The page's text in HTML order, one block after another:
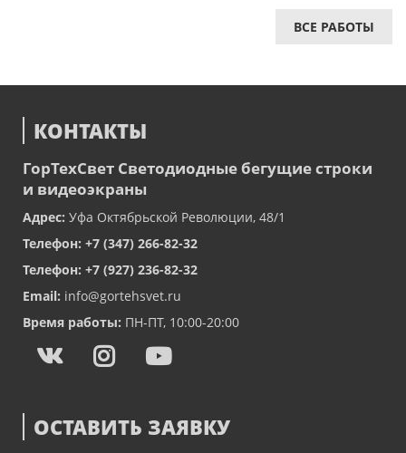
ВСЕ РАБОТЫ
КОНТАКТЫ
ГорТехСвет Светодиодные бегущие строки
и видеоэкраны
Адрес: Уфа Октябрьской Революции, 48/1
Телефон: +7 (347) 266-82-32
Телефон: +7 (927) 236-82-32
Email: info@gortehsvet.ru
Время работы: ПН-ПТ, 10:00-20:00
ОСТАВИТЬ ЗАЯВКУ